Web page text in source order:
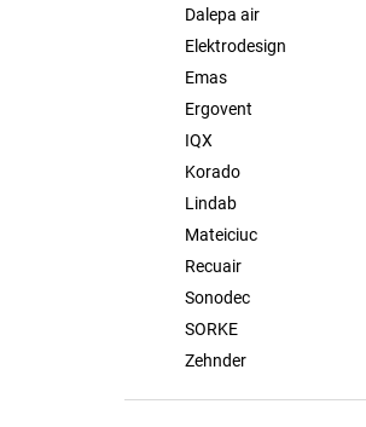
Dalepa air
Elektrodesign
Emas
Ergovent
IQX
Korado
Lindab
Mateiciuc
Recuair
Sonodec
SORKE
Zehnder